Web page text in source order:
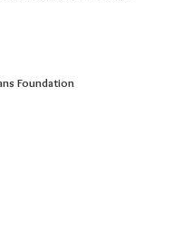
Foundation